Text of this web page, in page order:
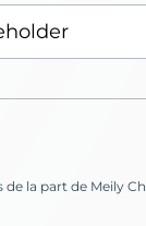
de la part de Meily